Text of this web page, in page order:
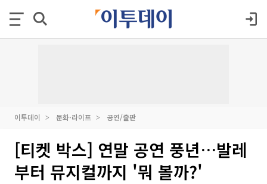
이투데이 문화·라이프 공연/출판
[티켓 박스] 연말 공연 풍년…발레
부터 뮤지컬까지 '뭐 볼까?'